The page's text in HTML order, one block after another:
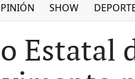
SHOW
Estatal